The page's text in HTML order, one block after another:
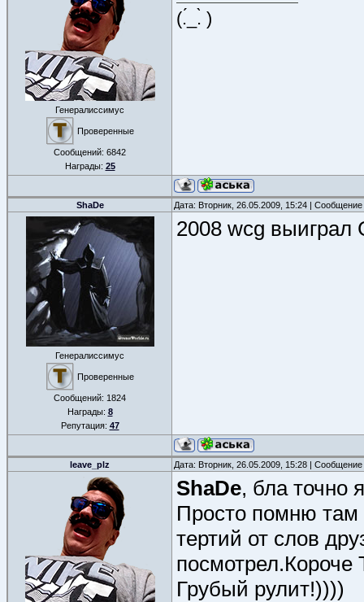
Генералиссимус
Проверенные
Сообщений: 6842
Награды: 25
(.́_.̀ )
ShaDe Дата: Вторник, 26.05.2009, 15:24 |
Генералиссимус
Проверенные
Сообщений: 1824
Награды: 8
Репутация: 47
2008 wcg выиграл
leave_plz Дата: Вторник, 26.05.2009, 15:28 |
ShaDe, бла точно
Просто помню там
тертий от слов
посмотрел.Короче
Грубый рулит!))))